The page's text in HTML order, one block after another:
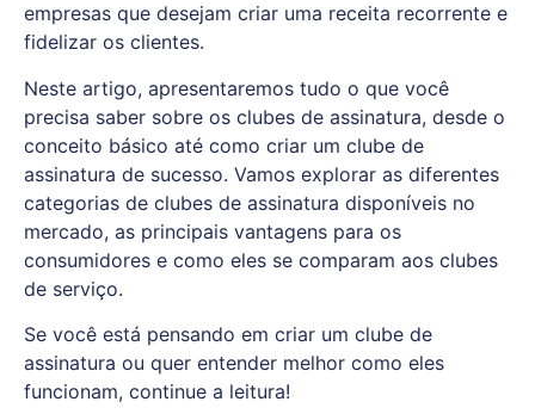
empresas que desejam criar uma receita recorrente e
fidelizar os clientes.
Neste artigo, apresentaremos tudo o que você
precisa saber sobre os clubes de assinatura, desde o
conceito básico até como criar um clube de
assinatura de sucesso. Vamos explorar as diferentes
categorias de clubes de assinatura disponíveis no
mercado, as principais vantagens para os
consumidores e como eles se comparam aos clubes
de serviço.
Se você está pensando em criar um clube de
assinatura ou quer entender melhor como eles
funcionam, continue a leitura!